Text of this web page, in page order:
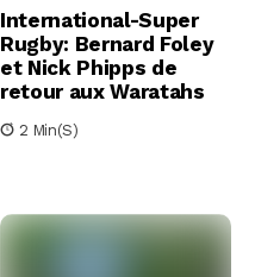
International-Super
Rugby: Bernard Foley
et Nick Phipps de
retour aux Waratahs
2 Min(s)